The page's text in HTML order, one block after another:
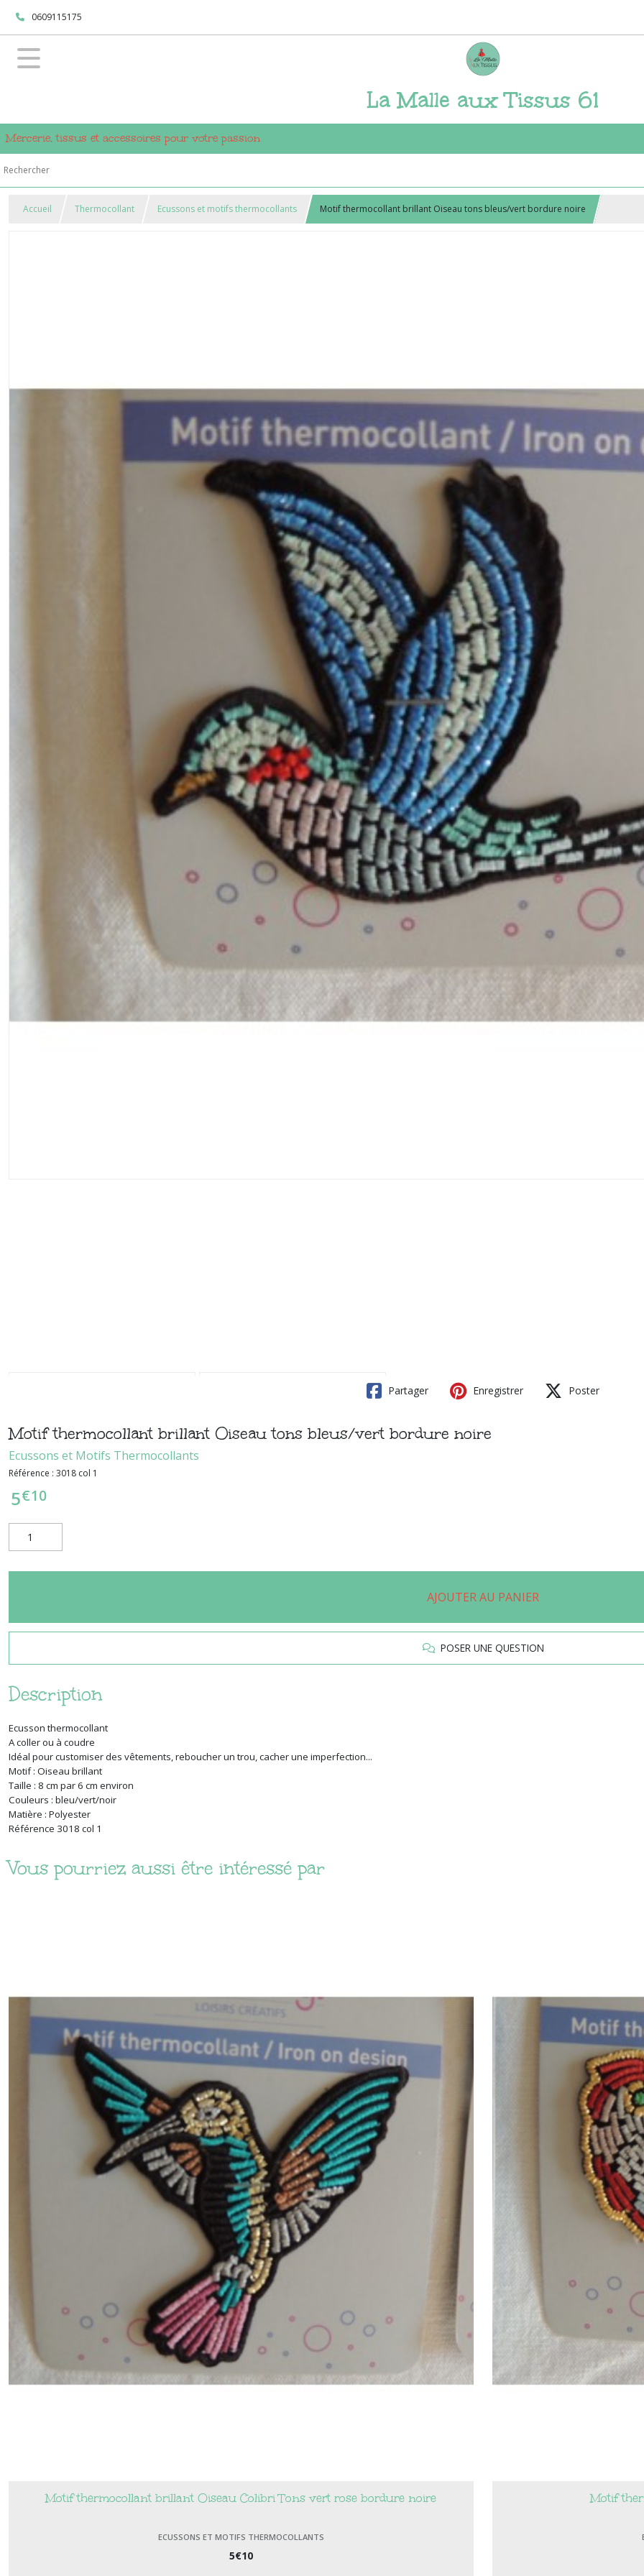
0609115175
La Malle aux Tissus 61
Mercerie, tissus et accessoires pour votre passion
Accueil Thermocollant Ecussons et motifs thermocollants Motif thermocollant brillant Oiseau tons bleus/vert bordure noire
Partager Enregistrer Poster
Motif thermocollant brillant Oiseau tons bleus/vert bordure noire
Ecussons et Motifs Thermocollants
Référence : 3018 col 1
5€10
AJOUTER AU PANIER
POSER UNE QUESTION
Description
Ecusson thermocollant
A coller ou à coudre
Idéal pour customiser des vêtements, reboucher un trou, cacher une imperfection...
Motif : Oiseau brillant
Taille : 8 cm par 6 cm environ
Couleurs : bleu/vert/noir
Matière : Polyester
Référence 3018 col 1
Vous pourriez aussi être intéressé par
Motif thermocollant brillant Oiseau Colibri Tons vert rose bordure noire
ECUSSONS ET MOTIFS THERMOCOLLANTS
5€10
Motif